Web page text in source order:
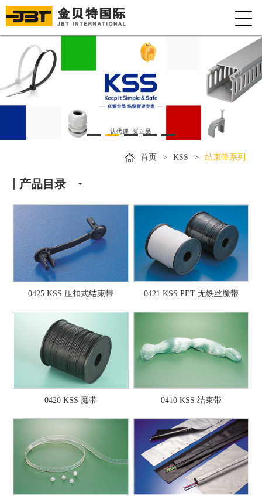
首页 > KSS > 结束带系列
产品目录
0425 KSS 压扣式结束带 0421 KSS PET 无铁丝魔带
0420 KSS 魔带 0410 KSS 结束带